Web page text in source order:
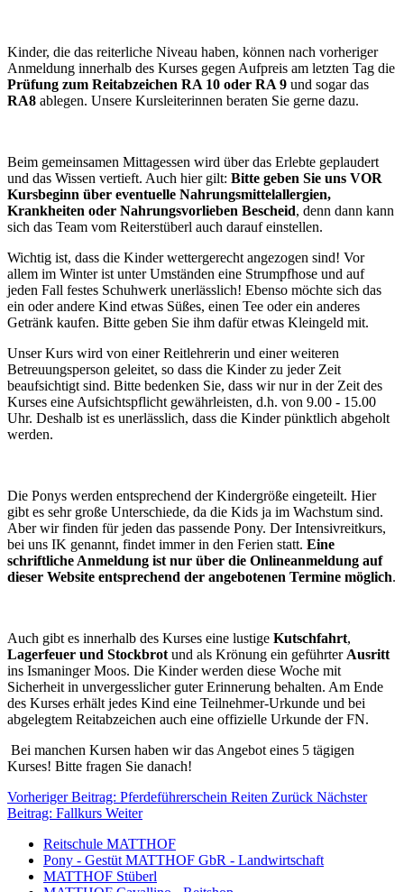
Kinder, die das reiterliche Niveau haben, können nach vorheriger
Anmeldung innerhalb des Kurses gegen Aufpreis am letzten Tag die
Prüfung zum Reitabzeichen RA 10 oder RA 9 und sogar das
RA8 ablegen. Unsere Kursleiterinnen beraten Sie gerne dazu.
Beim gemeinsamen Mittagessen wird über das Erlebte geplaudert
und das Wissen vertieft. Auch hier gilt: Bitte geben Sie uns VOR
Kursbeginn über eventuelle Nahrungsmittelallergien,
Krankheiten oder Nahrungsvorlieben Bescheid, denn dann kann
sich das Team vom Reiterstüberl auch darauf einstellen.
Wichtig ist, dass die Kinder wettergerecht angezogen sind! Vor
allem im Winter ist unter Umständen eine Strumpfhose und auf
jeden Fall festes Schuhwerk unerlässlich! Ebenso möchte sich das
ein oder andere Kind etwas Süßes, einen Tee oder ein anderes
Getränk kaufen. Bitte geben Sie ihm dafür etwas Kleingeld mit.
Unser Kurs wird von einer Reitlehrerin und einer weiteren
Betreuungsperson geleitet, so dass die Kinder zu jeder Zeit
beaufsichtigt sind. Bitte bedenken Sie, dass wir nur in der Zeit des
Kurses eine Aufsichtspflicht gewährleisten, d.h. von 9.00 - 15.00
Uhr. Deshalb ist es unerlässlich, dass die Kinder pünktlich abgeholt
werden.
Die Ponys werden entsprechend der Kindergröße eingeteilt. Hier
gibt es sehr große Unterschiede, da die Kids ja im Wachstum sind.
Aber wir finden für jeden das passende Pony. Der Intensivreitkurs,
bei uns IK genannt, findet immer in den Ferien statt. Eine
schriftliche Anmeldung ist nur über die Onlineanmeldung auf
dieser Website entsprechend der angebotenen Termine möglich.
Auch gibt es innerhalb des Kurses eine lustige Kutschfahrt,
Lagerfeuer und Stockbrot und als Krönung ein geführter Ausritt
ins Ismaninger Moos. Die Kinder werden diese Woche mit
Sicherheit in unvergesslicher guter Erinnerung behalten. Am Ende
des Kurses erhält jedes Kind eine Teilnehmer-Urkunde und bei
abgelegtem Reitabzeichen auch eine offizielle Urkunde der FN.
Bei manchen Kursen haben wir das Angebot eines 5 tägigen
Kurses! Bitte fragen Sie danach!
Vorheriger Beitrag: Pferdeführerschein Reiten Zurück Nächster
Beitrag: Fallkurs Weiter
Reitschule MATTHOF
Pony - Gestüt MATTHOF GbR - Landwirtschaft
MATTHOF Stüberl